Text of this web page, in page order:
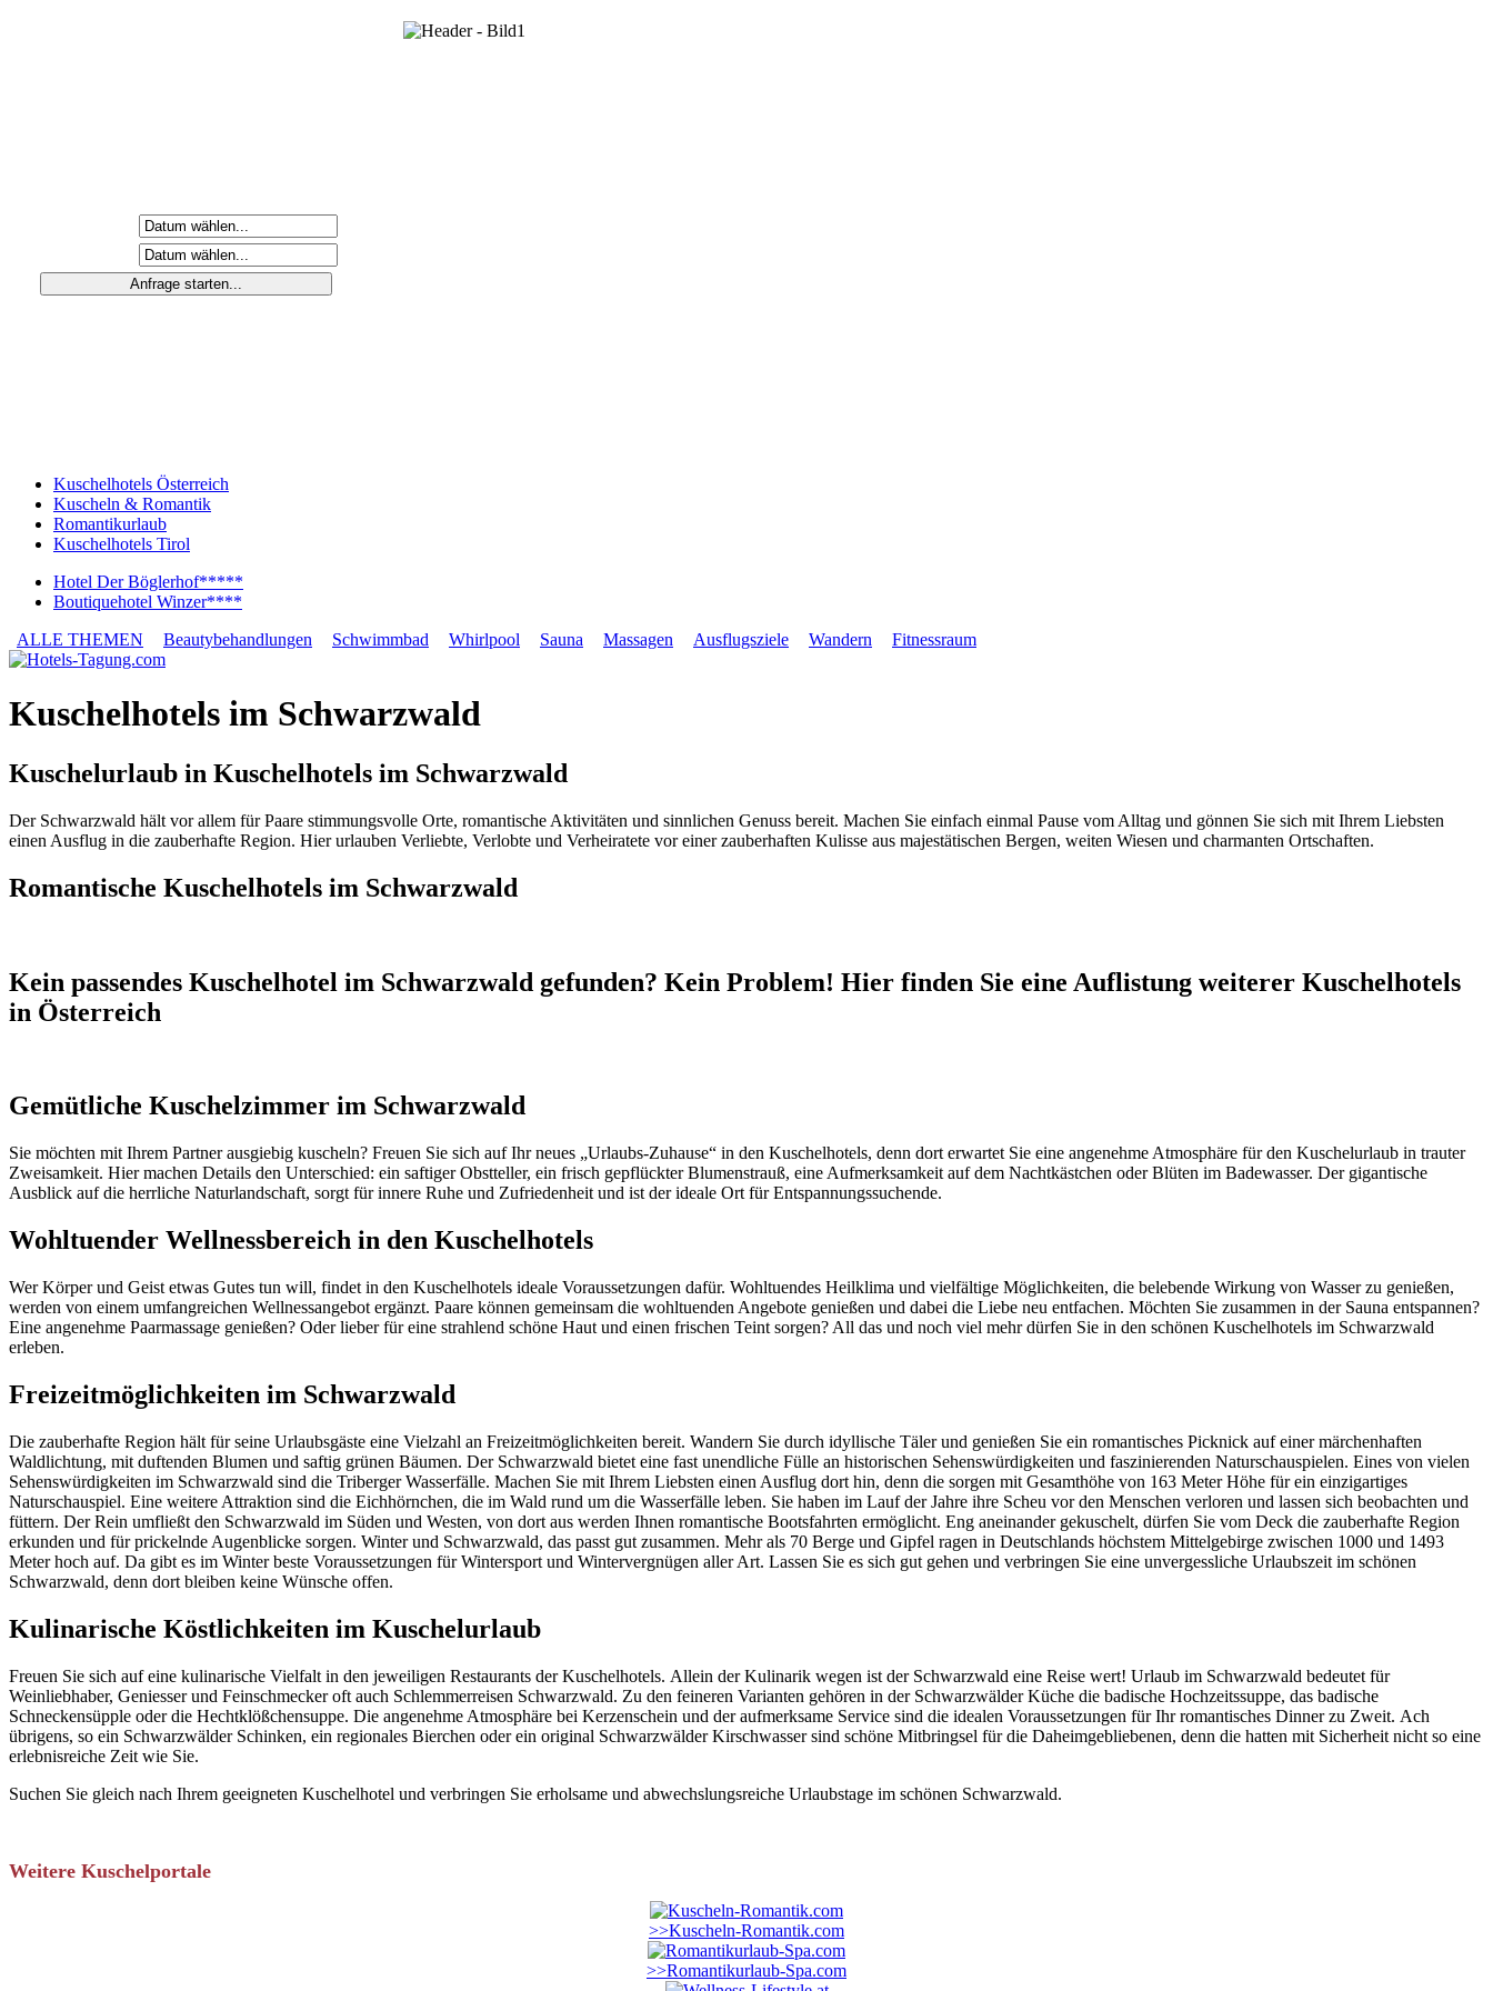
Kuschelhotels Österreich
Kuscheln & Romantik
Romantikurlaub
Kuschelhotels Tirol
Hotel Der Böglerhof*****
Boutiquehotel Winzer****
ALLE THEMEN
Beautybehandlungen Schwimmbad Whirlpool Sauna Massagen Ausflugsziele Wandern Fitnessraum
Kuschelhotels im Schwarzwald
Kuschelurlaub in Kuschelhotels im Schwarzwald
Der Schwarzwald hält vor allem für Paare stimmungsvolle Orte, romantische Aktivitäten und sinnlichen Genuss bereit. Machen Sie einfach einmal Pause vom Alltag und gönnen Sie sich mit Ihrem Liebsten
einen Ausflug in die zauberhafte Region. Hier urlauben Verliebte, Verlobte und Verheiratete vor einer zauberhaften Kulisse aus majestätischen Bergen, weiten Wiesen und charmanten Ortschaften.
Romantische Kuschelhotels im Schwarzwald
Kein passendes Kuschelhotel im Schwarzwald gefunden? Kein Problem! Hier finden Sie eine Auflistung weiterer Kuschelhotels
in Österreich
Gemütliche Kuschelzimmer im Schwarzwald
Sie möchten mit Ihrem Partner ausgiebig kuscheln? Freuen Sie sich auf Ihr neues „Urlaubs-Zuhause“ in den Kuschelhotels, denn dort erwartet Sie eine angenehme Atmosphäre für den Kuschelurlaub in trauter
Zweisamkeit. Hier machen Details den Unterschied: ein saftiger Obstteller, ein frisch gepflückter Blumenstrauß, eine Aufmerksamkeit auf dem Nachtkästchen oder Blüten im Badewasser. Der gigantische
Ausblick auf die herrliche Naturlandschaft, sorgt für innere Ruhe und Zufriedenheit und ist der ideale Ort für Entspannungssuchende.
Wohltuender Wellnessbereich in den Kuschelhotels
Wer Körper und Geist etwas Gutes tun will, findet in den Kuschelhotels ideale Voraussetzungen dafür. Wohltuendes Heilklima und vielfältige Möglichkeiten, die belebende Wirkung von Wasser zu genießen,
werden von einem umfangreichen Wellnessangebot ergänzt. Paare können gemeinsam die wohltuenden Angebote genießen und dabei die Liebe neu entfachen. Möchten Sie zusammen in der Sauna entspannen?
Eine angenehme Paarmassage genießen? Oder lieber für eine strahlend schöne Haut und einen frischen Teint sorgen? All das und noch viel mehr dürfen Sie in den schönen Kuschelhotels im Schwarzwald
erleben.
Freizeitmöglichkeiten im Schwarzwald
Die zauberhafte Region hält für seine Urlaubsgäste eine Vielzahl an Freizeitmöglichkeiten bereit. Wandern Sie durch idyllische Täler und genießen Sie ein romantisches Picknick auf einer märchenhaften
Waldlichtung, mit duftenden Blumen und saftig grünen Bäumen. Der Schwarzwald bietet eine fast unendliche Fülle an historischen Sehenswürdigkeiten und faszinierenden Naturschauspielen. Eines von vielen
Sehenswürdigkeiten im Schwarzwald sind die Triberger Wasserfälle. Machen Sie mit Ihrem Liebsten einen Ausflug dort hin, denn die sorgen mit Gesamthöhe von 163 Meter Höhe für ein einzigartiges
Naturschauspiel. Eine weitere Attraktion sind die Eichhörnchen, die im Wald rund um die Wasserfälle leben. Sie haben im Lauf der Jahre ihre Scheu vor den Menschen verloren und lassen sich beobachten und
füttern. Der Rein umfließt den Schwarzwald im Süden und Westen, von dort aus werden Ihnen romantische Bootsfahrten ermöglicht. Eng aneinander gekuschelt, dürfen Sie vom Deck die zauberhafte Region
erkunden und für prickelnde Augenblicke sorgen. Winter und Schwarzwald, das passt gut zusammen. Mehr als 70 Berge und Gipfel ragen in Deutschlands höchstem Mittelgebirge zwischen 1000 und 1493
Meter hoch auf. Da gibt es im Winter beste Voraussetzungen für Wintersport und Wintervergnügen aller Art. Lassen Sie es sich gut gehen und verbringen Sie eine unvergessliche Urlaubszeit im schönen
Schwarzwald, denn dort bleiben keine Wünsche offen.
Kulinarische Köstlichkeiten im Kuschelurlaub
Freuen Sie sich auf eine kulinarische Vielfalt in den jeweiligen Restaurants der Kuschelhotels. Allein der Kulinarik wegen ist der Schwarzwald eine Reise wert! Urlaub im Schwarzwald bedeutet für
Weinliebhaber, Geniesser und Feinschmecker oft auch Schlemmerreisen Schwarzwald. Zu den feineren Varianten gehören in der Schwarzwälder Küche die badische Hochzeitssuppe, das badische
Schneckensüpple oder die Hechtklößchensuppe. Die angenehme Atmosphäre bei Kerzenschein und der aufmerksame Service sind die idealen Voraussetzungen für Ihr romantisches Dinner zu Zweit. Ach
übrigens, so ein Schwarzwälder Schinken, ein regionales Bierchen oder ein original Schwarzwälder Kirschwasser sind schöne Mitbringsel für die Daheimgebliebenen, denn die hatten mit Sicherheit nicht so eine
erlebnisreiche Zeit wie Sie.
Suchen Sie gleich nach Ihrem geeigneten Kuschelhotel und verbringen Sie erholsame und abwechslungsreiche Urlaubstage im schönen Schwarzwald.
Weitere Kuschelportale
>>Kuscheln-Romantik.com
>>Romantikurlaub-Spa.com